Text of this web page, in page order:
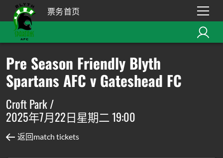
票务首页
Pre Season Friendly Blyth
Spartans AFC v Gateshead FC
Croft Park /
2025年7月22日星期二 19:00
返回match tickets